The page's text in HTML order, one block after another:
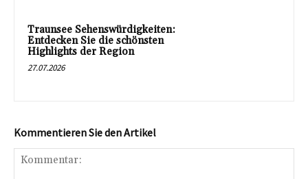
Traunsee Sehenswürdigkeiten:
Entdecken Sie die schönsten
Highlights der Region
27.07.2026
Kommentieren Sie den Artikel